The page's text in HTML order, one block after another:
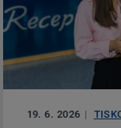
19. 6. 2026 |